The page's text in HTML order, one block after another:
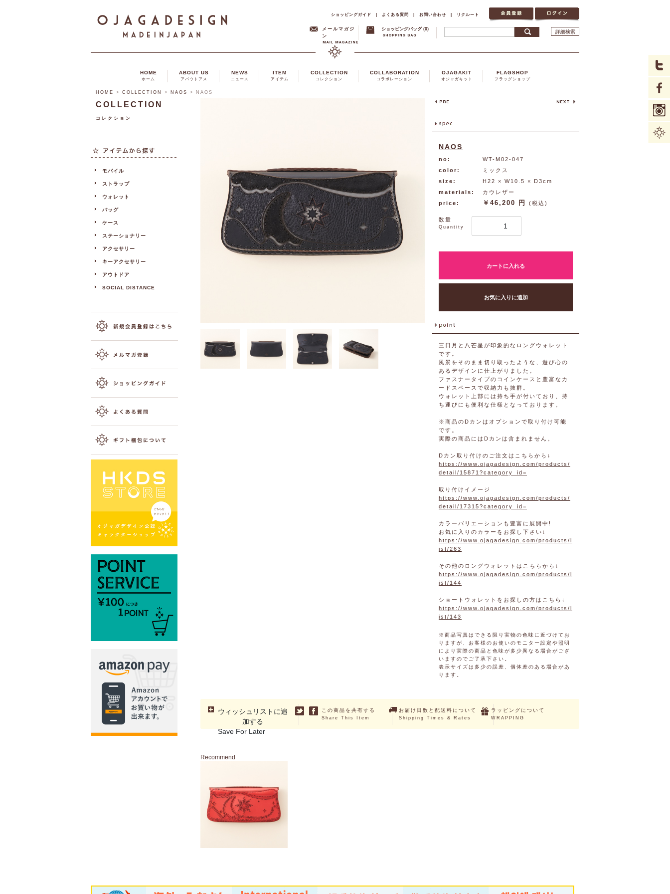
ショッピングガイド | よくある質問 | お問い合わせ | リクルート
メールマガジ
ン
ショッピングバッグ (0) 詳細検索
HOME
ホーム
ABOUT US
アバウトアス
NEWS
ニュース
ITEM
アイテム
COLLECTION
コレクション
COLLABORATION
コラボレーション
OJAGAKIT
オジャガキット
FLAGSHOP
フラッグショップ
HOME > COLLECTION > NAOS > NAOS
NAOS
no:
WT-M02-047
color:
ミックス
size:
H22 × W10.5 × D3cm
materials:
カウレザー
price:
￥46,200 円 (税込)
数量
Quantity
カートに入れる
お気に入りに追加
三日月と八芒星が印象的なロングウォレット
です。
風景をそのまま切り取ったような、遊び心の
あるデザインに仕上がりました。
ファスナータイプのコインケースと豊富なカ
ードスペースで収納力も抜群。
ウォレット上部には持ち手が付いており、持
ち運びにも便利な仕様となっております。
※商品のDカンはオプションで取り付け可能
です。
実際の商品にはDカンは含まれません。
Dカン取り付けのご注文はこちらから↓
https://www.ojagadesign.com/products/
detail/15871?category_id=
取り付けイメージ
https://www.ojagadesign.com/products/
detail/17315?category_id=
カラーバリエーションも豊富に展開中!
お気に入りのカラーをお探し下さい↓
https://www.ojagadesign.com/products/l
ist/263
その他のロングウォレットはこちらから↓
https://www.ojagadesign.com/products/l
ist/144
ショートウォレットをお探しの方はこちら↓
https://www.ojagadesign.com/products/l
ist/143
※商品写真はできる限り実物の色味に近づけてお
りますが、お客様のお使いのモニター設定や照明
により実際の商品と色味が多少異なる場合がござ
いますのでご了承下さい。
表示サイズは多少の誤差、個体差のある場合があ
ります。
ウィッシュリストに追
加する
Save For Later
この商品を共有する
Share This Item
お届け日数と配送料について
Shipping Times & Rates
ラッピングについて
WRAPPING
Recommend
COLLECTION
コレクション
モバイル
ストラップ
ウォレット
バッグ
ケース
ステーショナリー
アクセサリー
キーアクセサリー
アウトドア
SOCIAL DISTANCE